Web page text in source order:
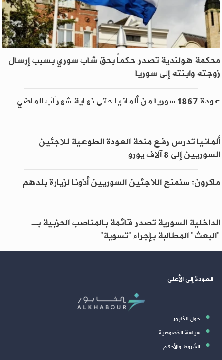
محكمة هولندية تصدر حكماً بحق شاب سوري بسبب إرسال
زوجته وابنته إلى سوريا
عودة 1867 سوريا من ألمانيا حتى نهاية شهر آب الماضي
ألمانيا تدرس رفع منحة العودة الطوعية للاجئين
السوريين إلى 8 آلاف يورو
ماكرون: سنمنح اللاجئين السوريين أذونا لزيارة بلدهم
الداخلية السورية تصدر قائمة بالمناصب الحزبية بـ
"البعث" المطالبة بإجراء “تسوية”
العودة إلى الأعلى
حول الخابور
سياسة الخصوصية
الشروط والأحكام